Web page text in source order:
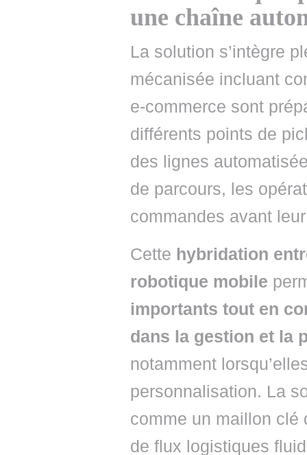
une chaîne
La solution s’intègre
mécanisée incluant
e-commerce sont
différents points de
des lignes
de parcours, les
commandes avant
Cette hybridation
robotique mobile
importants tout en
dans la gestion et la
notamment
personnalisation. La
comme un maillon clé
de flux logistiques